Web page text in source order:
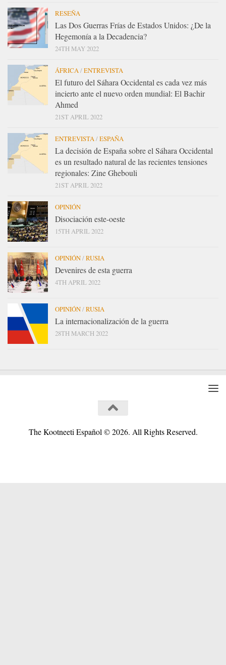
RESEÑA
Las Dos Guerras Frías de Estados Unidos: ¿De la
Hegemonía a la Decadencia?
24TH MAY 2022
ÁFRICA/ENTREVISTA
El futuro del Sáhara Occidental es cada vez más
incierto ante el nuevo orden mundial: El Bachir
Ahmed
21ST APRIL 2022
ENTREVISTA/ESPAÑA
La decisión de España sobre el Sáhara Occidental
es un resultado natural de las recientes tensiones
regionales: Zine Ghebouli
21ST APRIL 2022
OPINIÓN
Disociación este-oeste
15TH APRIL 2022
OPINIÓN/RUSIA
Devenires de esta guerra
4TH APRIL 2022
OPINIÓN/RUSIA
La internacionalización de la guerra
28TH MARCH 2022
The Kootneeti Español © 2026. All Rights Reserved.